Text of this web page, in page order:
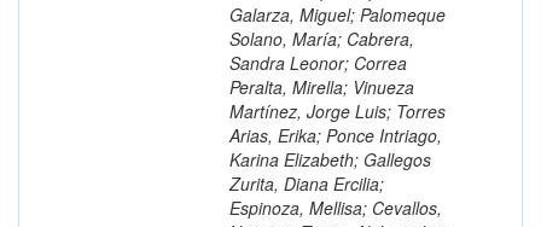
Galarza, Miguel; Palomeque
Solano, María; Cabrera,
Sandra Leonor; Correa
Peralta, Mirella; Vinueza
Martínez, Jorge Luis; Torres
Arias, Erika; Ponce Intriago,
Karina Elizabeth; Gallegos
Zurita, Diana Ercilia;
Espinoza, Mellisa; Cevallos,